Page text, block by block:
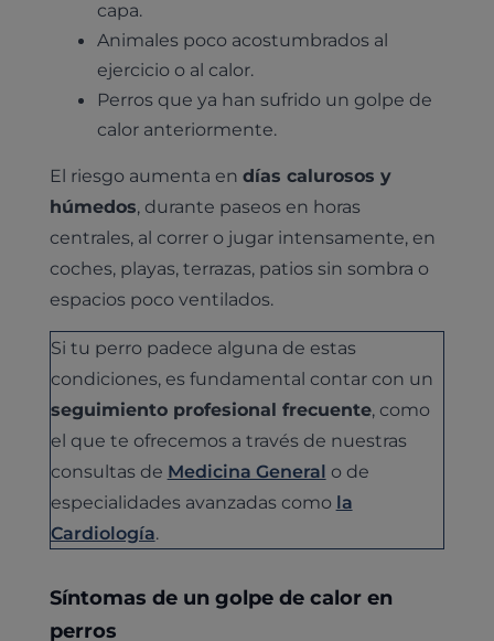
capa.
Animales poco acostumbrados al
ejercicio o al calor.
Perros que ya han sufrido un golpe de
calor anteriormente.
El riesgo aumenta en días calurosos y
húmedos, durante paseos en horas
centrales, al correr o jugar intensamente, en
coches, playas, terrazas, patios sin sombra o
espacios poco ventilados.
Si tu perro padece alguna de estas
condiciones, es fundamental contar con un
seguimiento profesional frecuente, como
el que te ofrecemos a través de nuestras
consultas de Medicina General o de
especialidades avanzadas como la
Cardiología.
Síntomas de un golpe de calor en
perros